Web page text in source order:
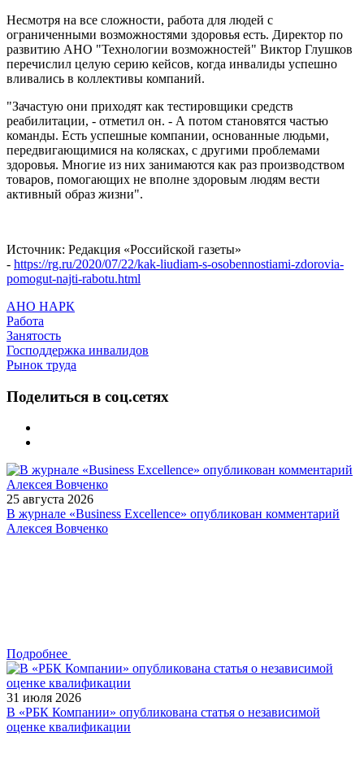
Несмотря на все сложности, работа для людей с
ограниченными возможностями здоровья есть. Директор по
развитию АНО "Технологии возможностей" Виктор Глушков
перечислил целую серию кейсов, когда инвалиды успешно
вливались в коллективы компаний.
"Зачастую они приходят как тестировщики средств
реабилитации, - отметил он. - А потом становятся частью
команды. Есть успешные компании, основанные людьми,
передвигающимися на колясках, с другими проблемами
здоровья. Многие из них занимаются как раз производством
товаров, помогающих не вполне здоровым людям вести
активный образ жизни".
Источник: Редакция «Российской газеты»
- https://rg.ru/2020/07/22/kak-liudiam-s-osobennostiami-zdorovia-
pomogut-najti-rabotu.html
АНО НАРК
Работа
Занятость
Господдержка инвалидов
Рынок труда
Поделиться в соц.сетях
25 августа 2026
В журнале «Business Excellence» опубликован комментарий
Алексея Вовченко
Подробнее
31 июля 2026
В «РБК Компании» опубликована статья о независимой
оценке квалификации